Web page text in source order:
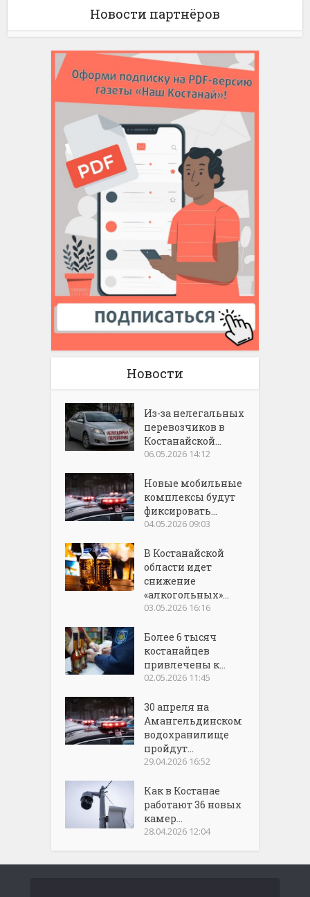
Новости партнёров
Новости
Из-за нелегальных
перевозчиков в
Костанайской...
06.05.2026 14:12
Новые мобильные
комплексы будут
фиксировать...
04.05.2026 09:03
В Костанайской
области идет
снижение
«алкогольных»...
03.05.2026 16:16
Более 6 тысяч
костанайцев
привлечены к...
02.05.2026 11:45
30 апреля на
Амангельдинском
водохранилище
пройдут...
29.04.2026 16:52
Как в Костанае
работают 36 новых
камер...
28.04.2026 12:04